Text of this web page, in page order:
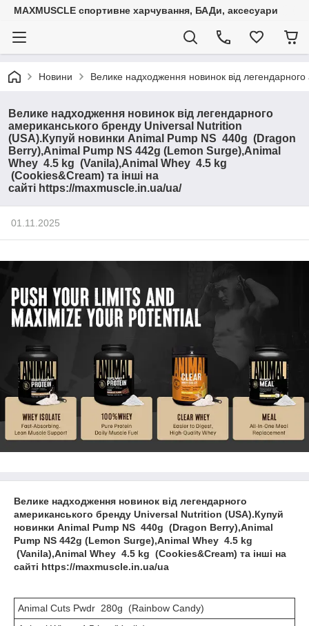
MAXMUSCLE спортивне харчування, БАДи, аксесуари
Новини Велике надходження новинок від
Велике надходження новинок від легендарного
американського бренду Universal Nutrition
(USA).Купуй новинки Animal Pump NS 440g (Dragon
Berry),Animal Pump NS 442g (Lemon Surge),Animal
Whey 4.5 kg (Vanila),Animal Whey 4.5 kg
(Cookies&Cream) та інші на
сайті https://maxmuscle.in.ua/ua/
01.11.2025
Велике надходження новинок від легендарного
американського бренду Universal Nutrition (USA).Купуй
новинки Animal Pump NS 440g (Dragon Berry),Animal
Pump NS 442g (Lemon Surge),Animal Whey 4.5 kg
(Vanila),Animal Whey 4.5 kg (Cookies&Cream) та інші на
сайті https://maxmuscle.in.ua/ua
Animal Cuts Pwdr 280g (Rainbow Candy)